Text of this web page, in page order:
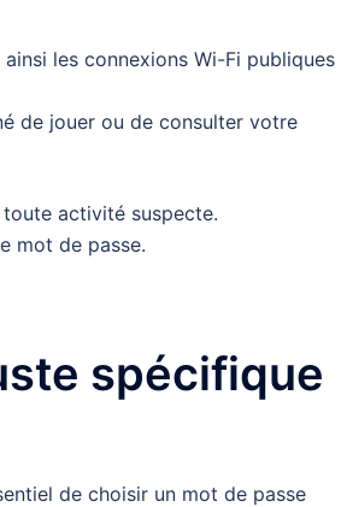
les connexions Wi-Fi publiques
de jouer ou de consulter votre
activité suspecte.
mot de passe.
spécifique
de choisir un mot de passe